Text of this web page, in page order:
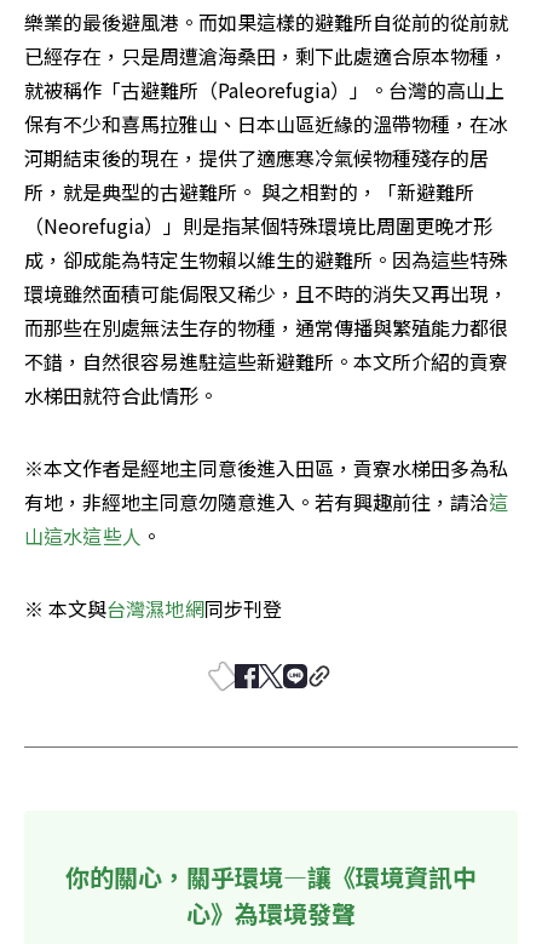
樂業的最後避風港。而如果這樣的避難所自從前的從前就
已經存在，只是周遭滄海桑田，剩下此處適合原本物種，
就被稱作「古避難所（Paleorefugia）」。台灣的高山上
保有不少和喜馬拉雅山、日本山區近緣的溫帶物種，在冰
河期結束後的現在，提供了適應寒冷氣候物種殘存的居
所，就是典型的古避難所。 與之相對的，「新避難所
（Neorefugia）」則是指某個特殊環境比周圍更晚才形
成，卻成能為特定生物賴以維生的避難所。因為這些特殊
環境雖然面積可能侷限又稀少，且不時的消失又再出現，
而那些在別處無法生存的物種，通常傳播與繁殖能力都很
不錯，自然很容易進駐這些新避難所。本文所介紹的貢寮
水梯田就符合此情形。
※本文作者是經地主同意後進入田區，貢寮水梯田多為私
有地，非經地主同意勿隨意進入。若有興趣前往，請洽這
山這水這些人 。
※ 本文與台灣濕地網同步刊登
你的關心，關乎環境—讓《環境資訊中
心》為環境發聲